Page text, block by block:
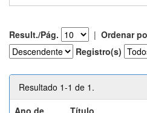
Result./Pág. | Ordenar
Registro(s)
Resultado 1-1 de 1.
Ano de
Título